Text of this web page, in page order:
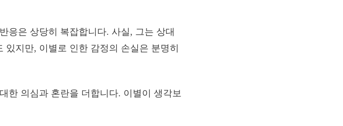
응은 상당히 복잡합니다. 사실, 그는 상대
지만, 이별로 인한 감정의 손실은 분명히
한 의심과 혼란을 더합니다. 이별이 생각보